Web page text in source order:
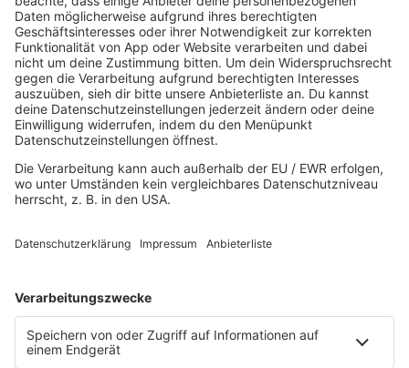
Aktuelles von den R.SH Schleswig-Holstein-Reportern
Jobbörse
MUSIK
Unsere Musikstreams
Titelsuche
Konzerte und Events
Comedy
Wetter
Verkehr